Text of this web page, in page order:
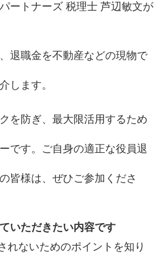
ートナーズ 税理士 芦辺敏文が
退職金を不動産などの現物で
します。
を防ぎ、最大限活用するため
です。ご自身の適正な役員退
皆様は、ぜひご参加くださ
いただきたい内容です
れないためのポイントを知り